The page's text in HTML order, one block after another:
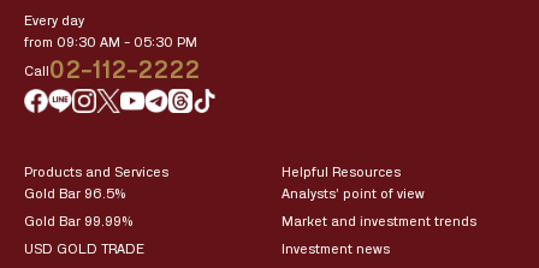
Every day
from 09:30 AM – 05:30 PM
Call02-112-2222
Products and Services
Gold Bar 96.5%
Gold Bar 99.99%
USD GOLD TRADE
Helpful Resources
Analysts’ point of view
Market and investment trends
Investment news